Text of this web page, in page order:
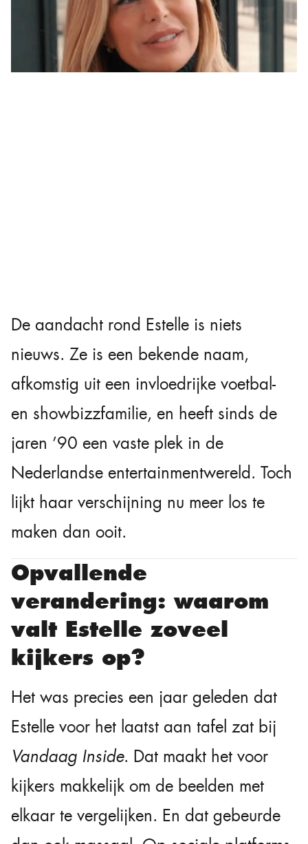
De aandacht rond Estelle is niets
nieuws. Ze is een bekende naam,
afkomstig uit een invloedrijke voetbal-
en showbizzfamilie, en heeft sinds de
jaren ’90 een vaste plek in de
Nederlandse entertainmentwereld. Toch
lijkt haar verschijning nu meer los te
maken dan ooit.
Opvallende
verandering: waarom
valt Estelle zoveel
kijkers op?
Het was precies een jaar geleden dat
Estelle voor het laatst aan tafel zat bij
Vandaag Inside. Dat maakt het voor
kijkers makkelijk om de beelden met
elkaar te vergelijken. En dat gebeurde